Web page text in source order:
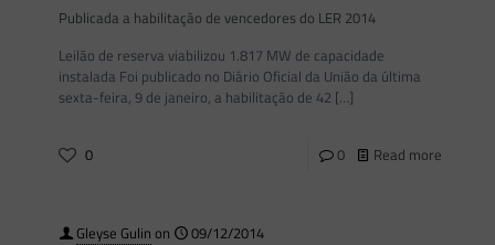
Publicada a habilitação de vencedores do LER 2014
Leilão de reserva viabilizou 1.817 MW de capacidade
instalada Foi publicado no Diário Oficial da União da última
sexta-feira, 9 de janeiro, a habilitação de 42 […]
0 0 Read more
Gleyse Gulin on
09/12/2014